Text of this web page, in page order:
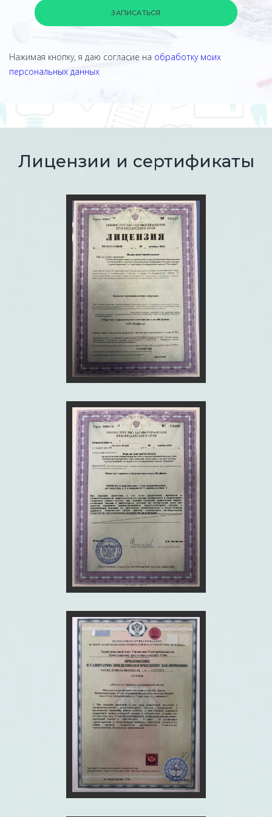
ЗАПИСАТЬСЯ
Нажимая кнопку, я даю согласие на обработку моих
персональных данных
Лицензии и сертификаты